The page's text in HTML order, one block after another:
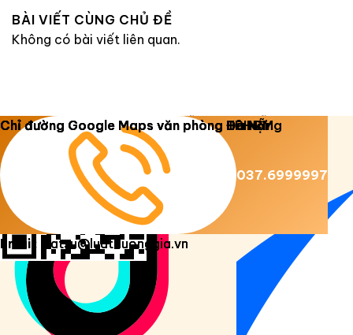
BÀI VIẾT CÙNG CHỦ ĐỀ
Không có bài viết liên quan.
Copyright 2026 © Luật Dương Gia